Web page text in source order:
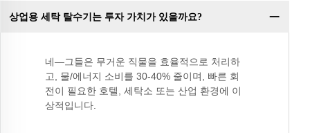
상업용 세탁 탈수기는 투자 가치가 있을까요?
네—그들은 무거운 직물을 효율적으로 처리하
고, 물/에너지 소비를 30-40% 줄이며, 빠른 회
전이 필요한 호텔, 세탁소 또는 산업 환경에 이
상적입니다.